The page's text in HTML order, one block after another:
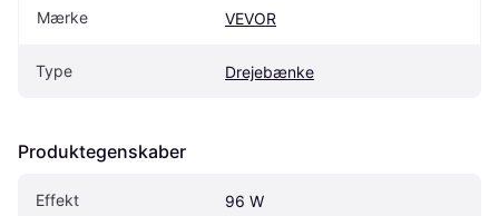
Mærke VEVOR
Type Drejebænke
Produktegenskaber
Effekt 96 W